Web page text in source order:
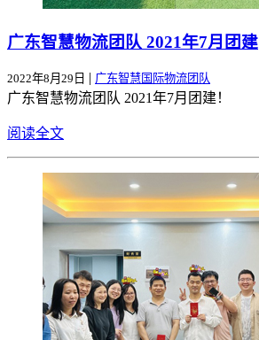
广东智慧物流团队 2021年7月团建
2022年8月29日 | 广东智慧国际物流团队
广东智慧物流团队 2021年7月团建！
阅读全文